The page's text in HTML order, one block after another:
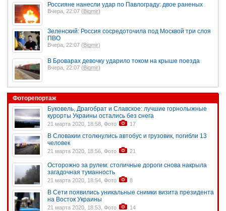
Россияне нанесли удар по Павлограду: двое раненых
Вчера, 22:07 (Bigmir)
Зеленский: Россия сосредоточила под Москвой три слоя
ПВО
Вчера, 22:07 ( Bigmir)
В Броварах девочку ударило током на крыше поезда
Вчера, 22:07 (Bigmir)
Фоторепортаж
Буковель, Драгобрат и Славское: лучшие горнолыжные
курорты Украины остались без снега
21 марта 2020, 18:58, Фото 17
В Словакии столкнулись автобус и грузовик, погибли 13
человек
21 марта 2020, 18:56, Фото 21
Осторожно за рулем: столичные дороги снова накрыла
загадочная туманность
21 марта 2020, 18:54, Фото 8
В Сети появились уникальные снимки визита президента
на Восток Украины
21 марта 2020, 18:53, Фото 14